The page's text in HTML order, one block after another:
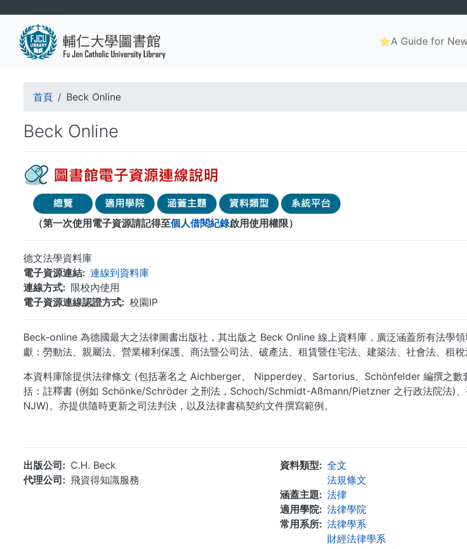
Main
navigation
⭐A Guide for
導
連
結
首頁 Beck Online
Beck Online
（第一次使用電子資源請記得至個人借閱紀錄啟用使用權限）
德文法學資料庫
電子資源連結
連線到資料庫
連線方式
限校內使用
電子資源連線認證方式
校園IP
Beck-online 為德國最大之法律圖書出版社，其出版之 Beck Online 線上資料庫，廣泛涵蓋所有法學
獻：勞動法、親屬法、營業權利保護、商法暨公司法、破產法、租賃暨住宅法、建築法、社會法、租
本資料庫除提供法律條文 (包括著名之 Aichberger、 Nipperdey、Sartorius、Schönfelder 編撰之
括：註釋書 (例如 Schönke/Schröder 之刑法，Schoch/Schmidt-Aßmann/Pietzner 之行政法院法)
NJW)。亦提供隨時更新之司法判決，以及法律書稿契約文件撰寫範例。
出版公司
C.H. Beck
代理公司
飛資得知識服務
資料類型
全文
法規條文
涵蓋主題
法律
適用學院
法律學院
常用系所
法律學系
財經法律學系